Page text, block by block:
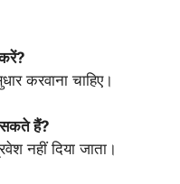
करवाना चाहिए।
सकते हैं?
नहीं दिया जाता।